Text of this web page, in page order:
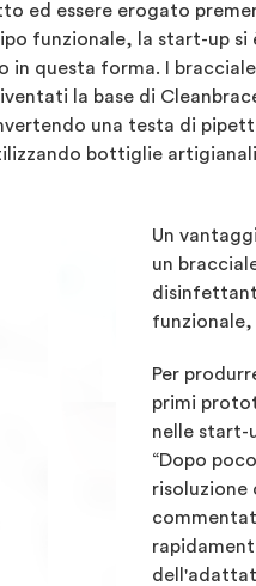
ed essere erogato
funzionale, la start-up
in questa forma. I
la base di
una testa di
bottiglie
Un
un
Per
primi
nelle start-
“Dopo
risoluzione